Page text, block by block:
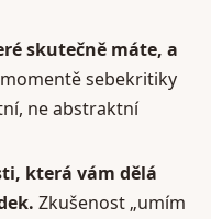
skutečně máte, a
sebekritiky
ne abstraktní
která vám dělá
Zkušenost „umím